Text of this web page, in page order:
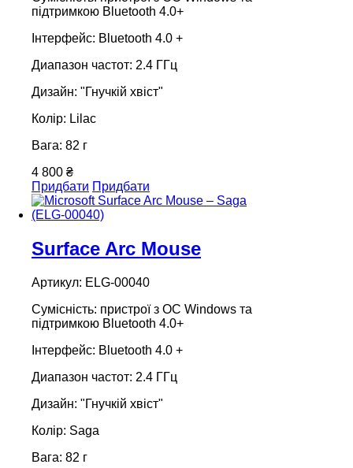
підтримкою Bluetooth 4.0+
Інтерфейс: Bluetooth 4.0 +
Диапазон частот: 2.4 ГГц
Дизайн: "Гнучкій хвіст"
Колір: Lilac
Вага: 82 г
4 800 ₴
Придбати Придбати
Surface Arc Mouse
Артикул: ELG-00040
Сумісність: пристрої з ОС Windows та
підтримкою Bluetooth 4.0+
Інтерфейс: Bluetooth 4.0 +
Диапазон частот: 2.4 ГГц
Дизайн: "Гнучкій хвіст"
Колір: Saga
Вага: 82 г